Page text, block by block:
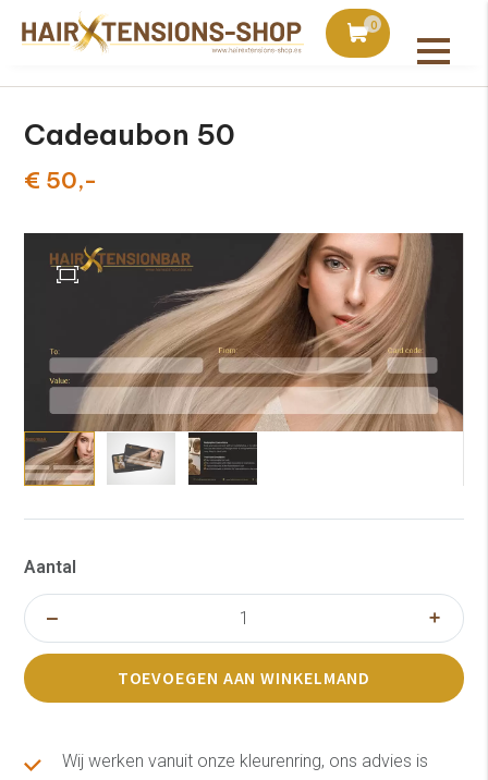
0
bij bestellingen vanaf €75 Vandaag besteld,
Alle producten
Cadeaubon 50
€ 50,-
Aantal
TOEVOEGEN AAN WINKELMAND
Wij werken vanuit onze kleurenring, ons advies is